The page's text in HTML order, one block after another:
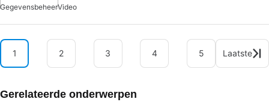
GegevensbeheerVideo
1 2 3 4 5 Laatste
Gerelateerde onderwerpen